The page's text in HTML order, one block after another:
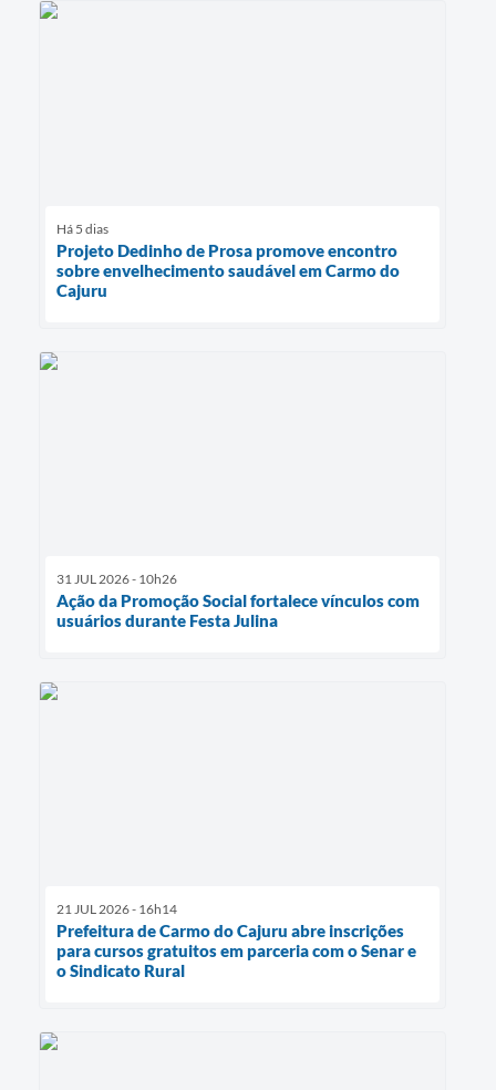
Há 5 dias
Projeto Dedinho de Prosa promove encontro
sobre envelhecimento saudável em Carmo do
Cajuru
31 JUL 2026 - 10h26
Ação da Promoção Social fortalece vínculos com
usuários durante Festa Julina
21 JUL 2026 - 16h14
Prefeitura de Carmo do Cajuru abre inscrições
para cursos gratuitos em parceria com o Senar e
o Sindicato Rural